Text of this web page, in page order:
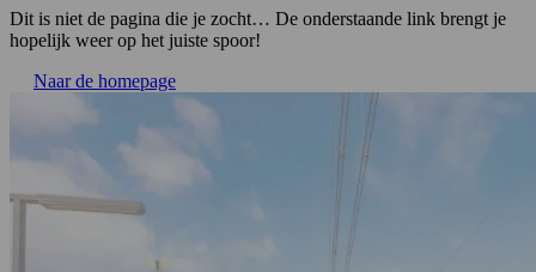
Dit is niet de pagina die je zocht… De onderstaande link brengt je
hopelijk weer op het juiste spoor!
Naar de homepage